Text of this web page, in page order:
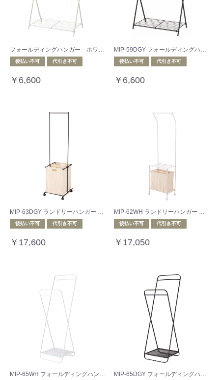
後払い不可 代引き不可
￥6,600
後払い不可 代引き不可
￥6,600
後払い不可 代引き不可
￥17,600
後払い不可 代引き不可
￥17,050